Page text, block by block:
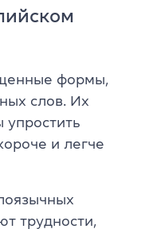
формы,
слов. Их
упростить
и легче
трудности,